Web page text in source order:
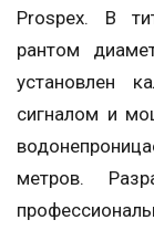
Prospex. В
рантом
установлен
сигналом и
метров.